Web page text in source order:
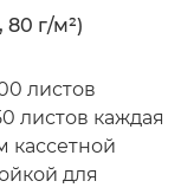
80 г/м²)
листов
листов каждая
кассетной
для